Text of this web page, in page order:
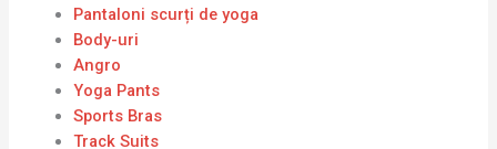
Pantaloni scurți de yoga
Body-uri
Angro
Yoga Pants
Sports Bras
Track Suits